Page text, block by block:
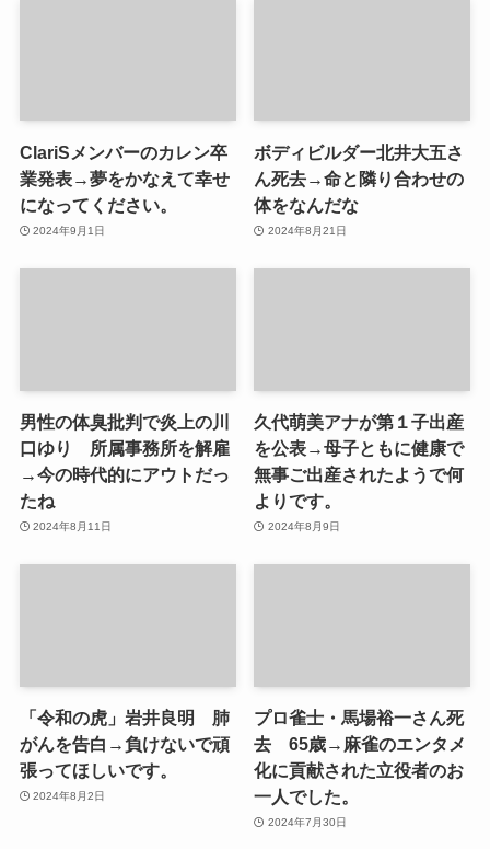
ClariSメンバーのカレン卒
業発表→夢をかなえて幸せ
になってください。
2024年9月1日
ボディビルダー北井大五さ
ん死去→命と隣り合わせの
体をなんだな
2024年8月21日
男性の体臭批判で炎上の川
口ゆり 所属事務所を解雇
→今の時代的にアウトだっ
たね
2024年8月11日
久代萌美アナが第１子出産
を公表→母子ともに健康で
無事ご出産されたようで何
よりです。
2024年8月9日
「令和の虎」岩井良明 肺
がんを告白→負けないで頑
張ってほしいです。
2024年8月2日
プロ雀士・馬場裕一さん死
去 65歳→麻雀のエンタメ
化に貢献された立役者のお
一人でした。
2024年7月30日